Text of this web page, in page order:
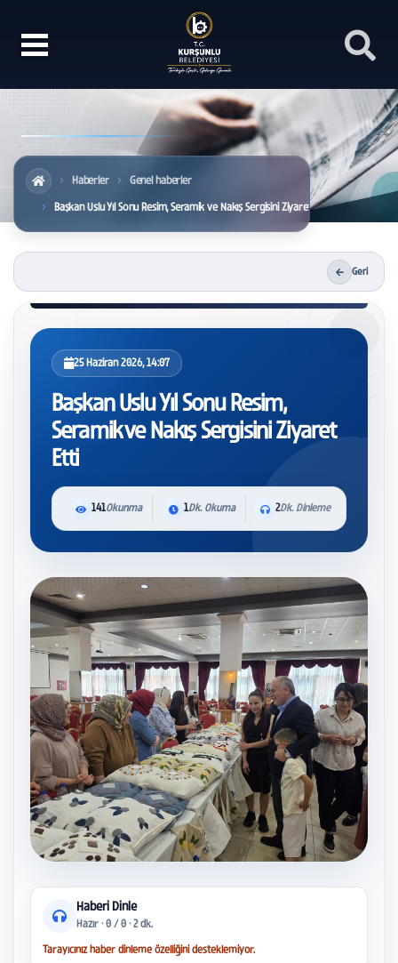
Haberler Genel haberler
Başkan Uslu Yıl Sonu Resim, Seramik ve Nakış Sergisini Ziyaret Etti
Geri
25 Haziran 2026, 14:07
Başkan Uslu Yıl Sonu Resim,
Seramik ve Nakış Sergisini Ziyaret
Etti
141Okunma 1Dk. Okuma 2Dk. Dinleme
Haberi Dinle
Hazır · 0 / 0 · 2 dk.
Tarayıcınız haber dinleme özelliğini desteklemiyor.